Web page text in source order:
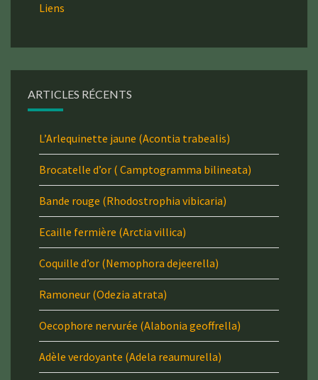
Liens
ARTICLES RÉCENTS
L’Arlequinette jaune (Acontia trabealis)
Brocatelle d’or ( Camptogramma bilineata)
Bande rouge (Rhodostrophia vibicaria)
Ecaille fermière (Arctia villica)
Coquille d’or (Nemophora dejeerella)
Ramoneur (Odezia atrata)
Oecophore nervurée (Alabonia geoffrella)
Adèle verdoyante (Adela reaumurella)